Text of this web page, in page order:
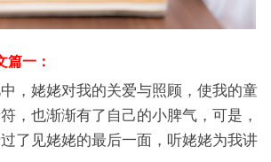
一：
姥姥对我的关爱与照顾，使我的童
，也渐渐有了自己的小脾气，可是，
了见姥姥的最后一面，听姥姥为我讲